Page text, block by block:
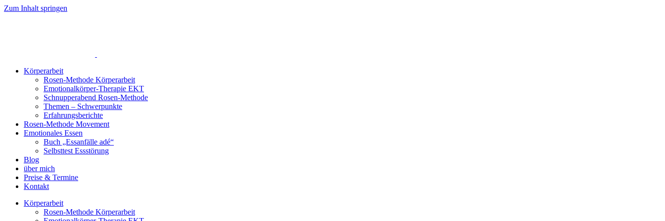
Zum Inhalt springen
Körperarbeit
Rosen-Methode Körperarbeit
Emotionalkörper-Therapie EKT
Schnupperabend Rosen-Methode
Themen – Schwerpunkte
Erfahrungsberichte
Rosen-Methode Movement
Emotionales Essen
Buch „Essanfälle adé“
Selbsttest Essstörung
Blog
über mich
Preise & Termine
Kontakt
Körperarbeit
Rosen-Methode Körperarbeit